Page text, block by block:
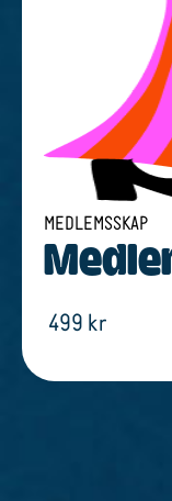
MEDLEMSSKAP
499 kr